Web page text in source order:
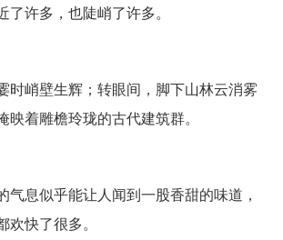
许多，也陡峭了许多。
时峭壁生辉；转眼间，脚下山林云消雾
映着雕檐玲珑的古代建筑群。
气息似乎能让人闻到一股香甜的味道，
快了很多。